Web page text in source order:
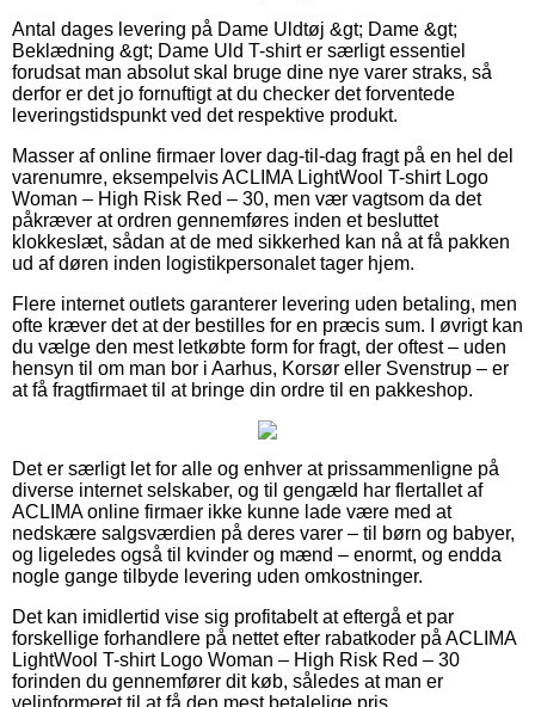
Antal dages levering på Dame Uldtøj &gt; Dame &gt;
Beklædning &gt; Dame Uld T-shirt er særligt essentiel
forudsat man absolut skal bruge dine nye varer straks, så
derfor er det jo fornuftigt at du checker det forventede
leveringstidspunkt ved det respektive produkt.
Masser af online firmaer lover dag-til-dag fragt på en hel del
varenumre, eksempelvis ACLIMA LightWool T-shirt Logo
Woman – High Risk Red – 30, men vær vagtsom da det
påkræver at ordren gennemføres inden et besluttet
klokkeslæt, sådan at de med sikkerhed kan nå at få pakken
ud af døren inden logistikpersonalet tager hjem.
Flere internet outlets garanterer levering uden betaling, men
ofte kræver det at der bestilles for en præcis sum. I øvrigt kan
du vælge den mest letkøbte form for fragt, der oftest – uden
hensyn til om man bor i Aarhus, Korsør eller Svenstrup – er
at få fragtfirmaet til at bringe din ordre til en pakkeshop.
Det er særligt let for alle og enhver at prissammenligne på
diverse internet selskaber, og til gengæld har flertallet af
ACLIMA online firmaer ikke kunne lade være med at
nedskære salgsværdien på deres varer – til børn og babyer,
og ligeledes også til kvinder og mænd – enormt, og endda
nogle gange tilbyde levering uden omkostninger.
Det kan imidlertid vise sig profitabelt at eftergå et par
forskellige forhandlere på nettet efter rabatkoder på ACLIMA
LightWool T-shirt Logo Woman – High Risk Red – 30
forinden du gennemfører dit køb, således at man er
velinformeret til at få den mest betalelige pris.